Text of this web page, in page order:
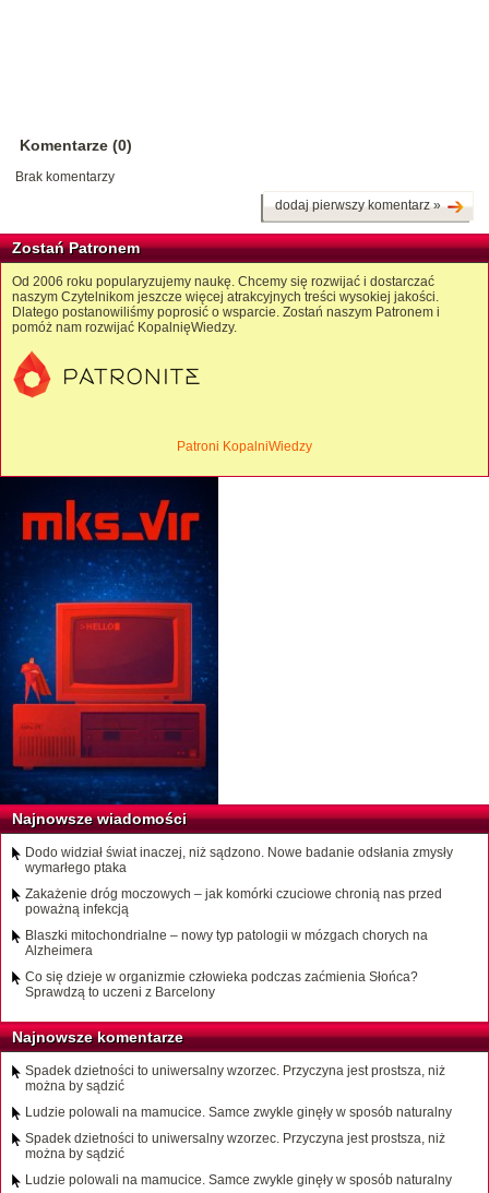
Komentarze (0)
Brak komentarzy
dodaj pierwszy komentarz »
Zostań Patronem
Od 2006 roku popularyzujemy naukę. Chcemy się rozwijać i dostarczać
naszym Czytelnikom jeszcze więcej atrakcyjnych treści wysokiej jakości.
Dlatego postanowiliśmy poprosić o wsparcie. Zostań naszym Patronem i
pomóż nam rozwijać KopalnięWiedzy.
Patroni KopalniWiedzy
Najnowsze wiadomości
Dodo widział świat inaczej, niż sądzono. Nowe badanie odsłania zmysły
wymarłego ptaka
Zakażenie dróg moczowych – jak komórki czuciowe chronią nas przed
poważną infekcją
Blaszki mitochondrialne – nowy typ patologii w mózgach chorych na
Alzheimera
Co się dzieje w organizmie człowieka podczas zaćmienia Słońca?
Sprawdzą to uczeni z Barcelony
Najnowsze komentarze
Spadek dzietności to uniwersalny wzorzec. Przyczyna jest prostsza, niż
można by sądzić
Ludzie polowali na mamucice. Samce zwykle ginęły w sposób naturalny
Spadek dzietności to uniwersalny wzorzec. Przyczyna jest prostsza, niż
można by sądzić
Ludzie polowali na mamucice. Samce zwykle ginęły w sposób naturalny